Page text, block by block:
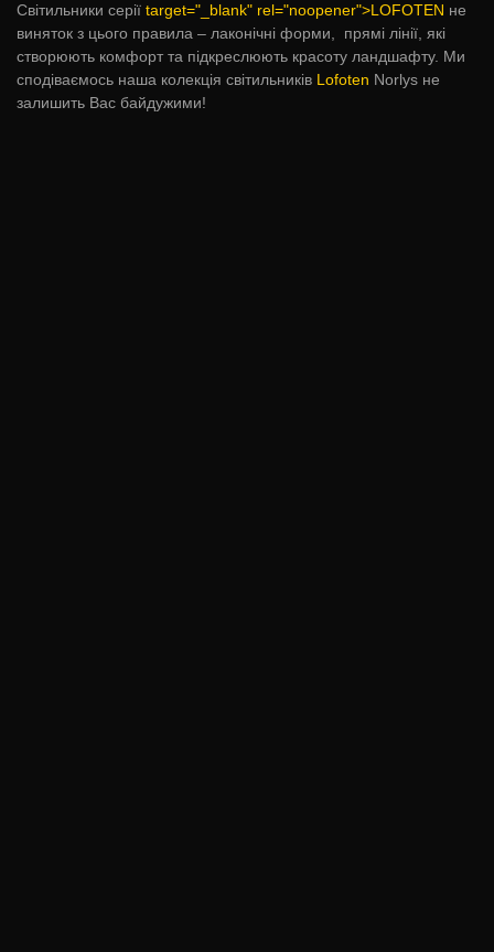
Світильники серії target="_blank" rel="noopener">LOFOTEN не
виняток з цього правила – лаконічні форми, прямі лінії, які
створюють комфорт та підкреслюють красоту ландшафту. Ми
сподіваємось наша колекція світильників Lofoten Norlys не
залишить Вас байдужими!